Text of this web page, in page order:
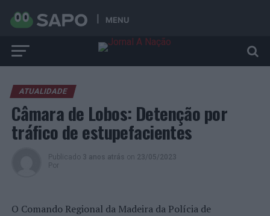
MENU
ATUALIDADE
Câmara de Lobos: Detenção por
tráfico de estupefacientes
Publicado 3 anos atrás on 23/05/2023
Por
O Comando Regional da Madeira da Polícia de